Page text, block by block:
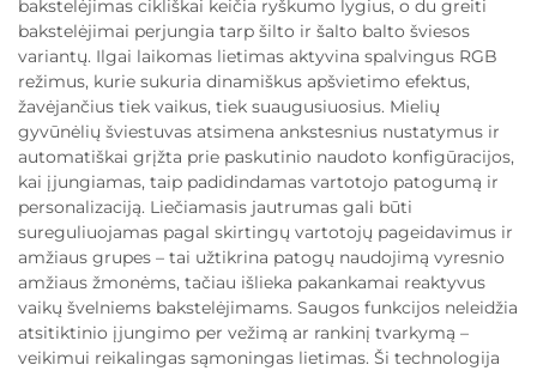
bakstelėjimas cikliškai keičia ryškumo lygius, o du greiti
bakstelėjimai perjungia tarp šilto ir šalto balto šviesos
variantų. Ilgai laikomas lietimas aktyvina spalvingus RGB
režimus, kurie sukuria dinamiškus apšvietimo efektus,
žavėjančius tiek vaikus, tiek suaugusiuosius. Mielių
gyvūnėlių šviestuvas atsimena ankstesnius nustatymus ir
automatiškai grįžta prie paskutinio naudoto konfigūracijos,
kai įjungiamas, taip padidindamas vartotojo patogumą ir
personalizaciją. Liečiamasis jautrumas gali būti
sureguliuojamas pagal skirtingų vartotojų pageidavimus ir
amžiaus grupes – tai užtikrina patogų naudojimą vyresnio
amžiaus žmonėms, tačiau išlieka pakankamai reaktyvus
vaikų švelniems bakstelėjimams. Saugos funkcijos neleidžia
atsitiktinio įjungimo per vežimą ar rankinį tvarkymą –
veikimui reikalingas sąmoningas lietimas. Ši technologija